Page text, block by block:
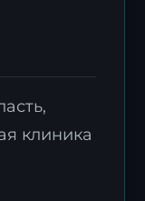
клиника